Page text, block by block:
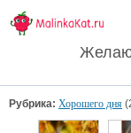
Желаю
Рубрика: Хорошего дня